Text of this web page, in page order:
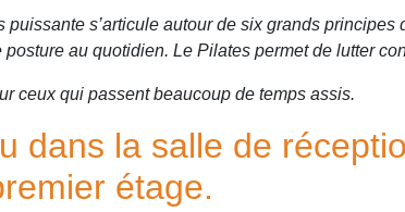
puissante s’articule autour de six grands
au quotidien. Le Pilates permet de lutter
ceux qui passent beaucoup de temps assis.
dans la salle de
étage.